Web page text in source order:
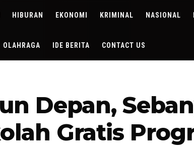
HIBURAN EKONOMI KRIMINAL NASIONAL
OLAHRAGA IDE BERITA CONTACT US
Depan,
Gratis